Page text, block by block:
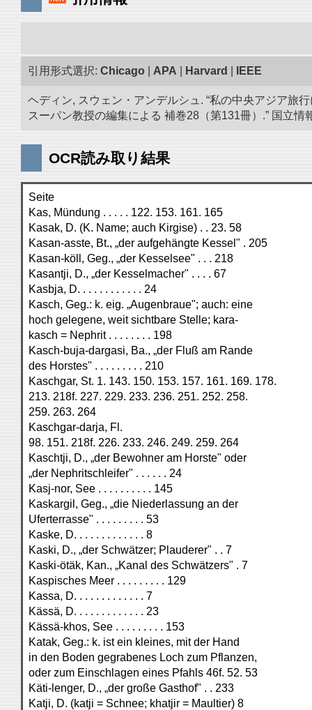
引用形式選択: Chicago APA Harvard IEEE
ヘディン, スウェン・アンデルシュ. “私の中央アジア旅
スーパン教授の編集による 補巻28（第131冊）.” 国立
OCR読み取り結果
Seite
Kas, Mündung . . . . . 122. 153. 161. 165
Kasak, D. (K. Name; auch Kirgise) . . 23. 58
Kasan-asste, Bt., „der aufgehängte Kessel" . 205
Kasan-köll, Geg., „der Kesselsee" . . . 218
Kasantji, D., „der Kesselmacher" . . . . 67
Kasbja, D. . . . . . . . . . . . 24
Kasch, Geg.: k. eig. „Augenbraue"; auch: eine
hoch gelegene, weit sichtbare Stelle; kara-
kasch = Nephrit . . . . . . . . 198
Kasch-buja-dargasi, Ba., „der Fluß am Rande
des Horstes" . . . . . . . . . 210
Kaschgar, St. 1. 143. 150. 153. 157. 161. 169. 178.
213. 218f. 227. 229. 233. 236. 251. 252. 258.
259. 263. 264
Kaschgar-darja, Fl.
98. 151. 218f. 226. 233. 246. 249. 259. 264
Kaschtji, D., „der Bewohner am Horste" oder
„der Nephritschleifer" . . . . . . 24
Kasj-nor, See . . . . . . . . . . 145
Kaskargil, Geg., „die Niederlassung an der
Uferterrasse" . . . . . . . . . 53
Kaske, D. . . . . . . . . . . . . 8
Kaski, D., „der Schwätzer; Plauderer" . . 7
Kaski-ötäk, Kan., „Kanal des Schwätzers" . 7
Kaspisches Meer . . . . . . . . . 129
Kassa, D. . . . . . . . . . . . . 7
Kässä, D. . . . . . . . . . . . . 23
Kässä-khos, See . . . . . . . . . 153
Katak, Geg.: k. ist ein kleines, mit der Hand
in den Boden gegrabenes Loch zum Pflanzen,
oder zum Einschlagen eines Pfahls 46f. 52. 53
Käti-lenger, D., „der große Gasthof" . . 233
Katji, D. (katji = Schnee; khatjir = Maultier) 8